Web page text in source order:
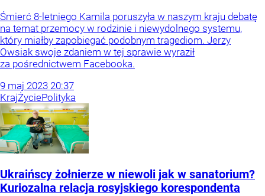
Śmierć 8-letniego Kamila poruszyła w naszym kraju debatę
na temat przemocy w rodzinie i niewydolnego systemu,
który miałby zapobiegać podobnym tragediom. Jerzy
Owsiak swoje zdaniem w tej sprawie wyraził
za pośrednictwem Facebooka.
9 maj 2023 20:37
KrajŻyciePolityka
Ukraińscy żołnierze w niewoli jak w sanatorium?
Kuriozalna relacja rosyjskiego korespondenta